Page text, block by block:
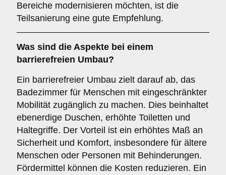
Bereiche modernisieren möchten, ist die
Teilsanierung eine gute Empfehlung.
Was sind die Aspekte bei einem
barrierefreien Umbau?
Ein barrierefreier Umbau zielt darauf ab, das
Badezimmer für Menschen mit eingeschränkter
Mobilität zugänglich zu machen. Dies beinhaltet
ebenerdige Duschen, erhöhte Toiletten und
Haltegriffe. Der Vorteil ist ein erhöhtes Maß an
Sicherheit und Komfort, insbesondere für ältere
Menschen oder Personen mit Behinderungen.
Fördermittel können die Kosten reduzieren. Ein